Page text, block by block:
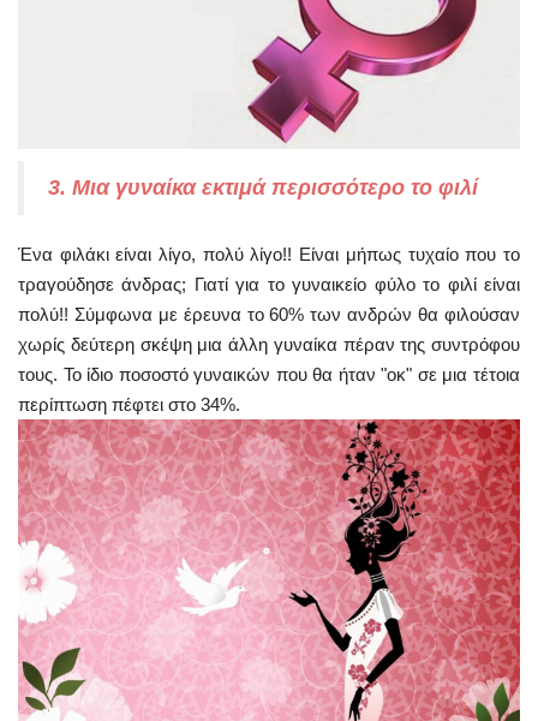
3. Μια γυναίκα εκτιμά περισσότερο το φιλί
Ένα φιλάκι είναι λίγο, πολύ λίγο!! Είναι μήπως τυχαίο που το
τραγούδησε άνδρας; Γιατί για το γυναικείο φύλο το φιλί είναι
πολύ!! Σύμφωνα με έρευνα το 60% των ανδρών θα φιλούσαν
χωρίς δεύτερη σκέψη μια άλλη γυναίκα πέραν της συντρόφου
τους. Το ίδιο ποσοστό γυναικών που θα ήταν "οκ" σε μια τέτοια
περίπτωση πέφτει στο 34%.